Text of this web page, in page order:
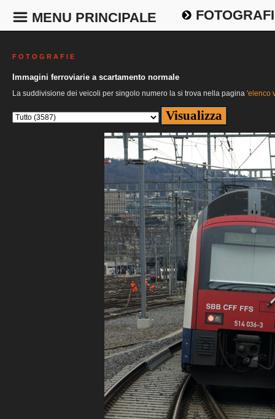
MENU PRINCIPALE
F O T O G R A F I E
Immagini ferroviarie a scartamento normale
La suddivisione dei veicoli per singolo numero la si trova nella pagina 'elenco